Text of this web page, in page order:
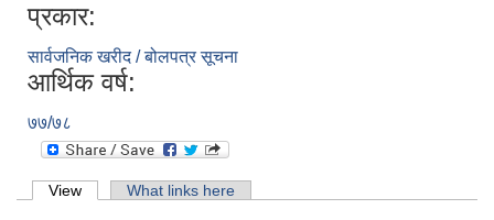
प्रकार:
सार्वजनिक खरीद / बोलपत्र सूचना
आर्थिक वर्ष:
७७/७८
Primary tabs
View (active tab)What links here